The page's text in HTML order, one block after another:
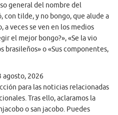
general del nombre del
con tilde, y no bongo, que alude a
a veces se ven en los medios
el mejor bongo?», «Se la vio
brasileños» o «Sus componentes,
agosto, 2026
para las noticias relacionadas
Tras ello, aclaramos la
o san jacobo. Puedes